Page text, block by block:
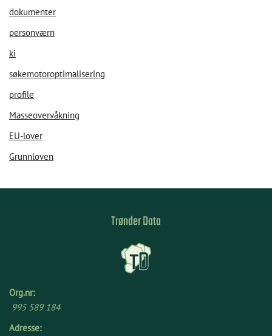
dokumenter
personværn
ki
søkemotoroptimalisering
profile
Masseovervåkning
EU-lover
Grunnloven
Trønder Data
Org.nr:
995 589 184
Adresse: